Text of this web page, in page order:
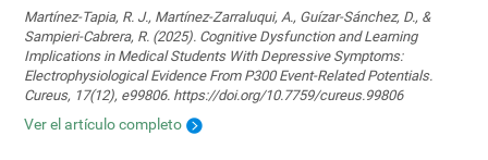
Martínez-Tapia, R. J., Martínez-Zarraluqui, A., Guízar-Sánchez, D., &
Sampieri-Cabrera, R. (2025). Cognitive Dysfunction and Learning
Implications in Medical Students With Depressive Symptoms:
Electrophysiological Evidence From P300 Event-Related Potentials.
Cureus, 17(12), e99806. https://doi.org/10.7759/cureus.99806
Ver el artículo completo